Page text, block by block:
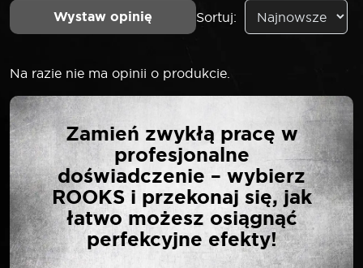
Wystaw opinię Sortuj:
Na razie nie ma opinii o produkcie.
NAPISZ PIERWSZĄ
OPINIĘ O „ROOKS
URZĄDZENIE
PNEUMATYCZNE DO
WYMIANY PŁYNU
HAMULCOWEGO I
HYDRAULICZNEGO”
Zamień zwykłą pracę w
profesjonalne
doświadczenie – wybierz
ROOKS i przekonaj się, jak
łatwo możesz osiągnąć
perfekcyjne efekty!